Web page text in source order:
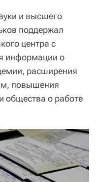
и высшего
поддержал
центра с
информации о
расширения
повышения
общества о работе